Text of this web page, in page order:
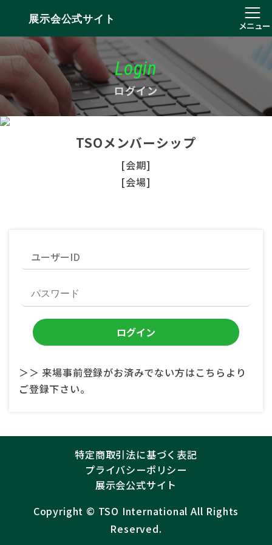
展示会公式サイト
メニュー
Login
ログイン
TSOメンバーシップ
[会期]
[会場]
＞＞ 来場事前登録がお済みでない方はこちらより
ご登録下さい。
特定商取引法に基づく表記
プライバシーポリシー
展示会公式サイト
Copyright ©︎ TSO International All Rights
Reserved.